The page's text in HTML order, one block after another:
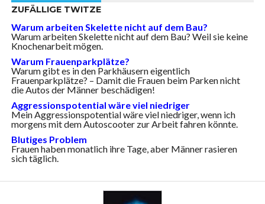
ZUFÄLLIGE TWITZE
Warum arbeiten Skelette nicht auf dem Bau?
Warum arbeiten Skelette nicht auf dem Bau? Weil sie keine
Knochenarbeit mögen.
Warum Frauenparkplätze?
Warum gibt es in den Parkhäusern eigentlich
Frauenparkplätze? – Damit die Frauen beim Parken nicht
die Autos der Männer beschädigen!
Aggressionspotential wäre viel niedriger
Mein Aggressionspotential wäre viel niedriger, wenn ich
morgens mit dem Autoscooter zur Arbeit fahren könnte.
Blutiges Problem
Frauen haben monatlich ihre Tage, aber Männer rasieren
sich täglich.